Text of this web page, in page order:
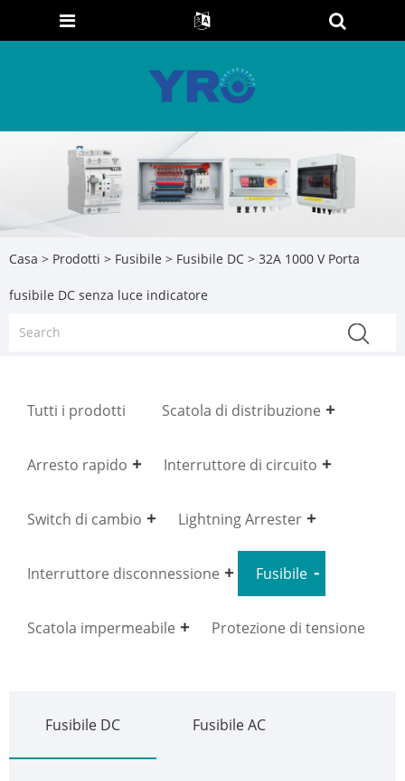
Casa > Prodotti > Fusibile > Fusibile DC > 32A 1000 V Porta
fusibile DC senza luce indicatore
Tutti i prodotti Scatola di distribuzione
Arresto rapido Interruttore di circuito
Switch di cambio Lightning Arrester
Interruttore disconnessione Fusibile
Scatola impermeabile Protezione di tensione
Fusibile DC Fusibile AC